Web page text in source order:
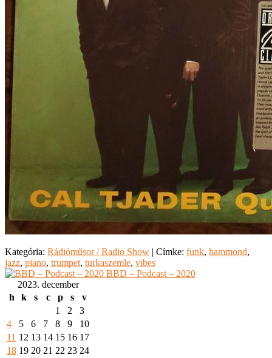
Kategória: Rádióműsor / Radio Show | Címke: funk, hammond,
jazz, piano, trumpet, turkaszemle, vibes
BBD – Podcast – 2020
2023. december
h
k s c p s
v
1
2
3
4
5 6 7 8 9
10
11 12 13 14 15 16 17
18 19 20 21 22 23 24